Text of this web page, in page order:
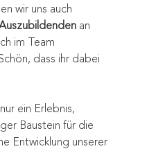
wir uns auch
an
im Team
dass ihr dabei
ein Erlebnis,
Baustein für die
Entwicklung unserer